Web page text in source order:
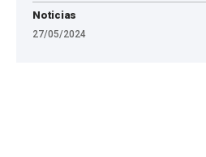
Noticias
27/05/2024